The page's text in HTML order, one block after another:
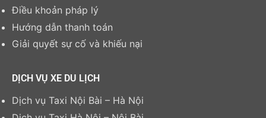
Điều khoản pháp lý
Hướng dẫn thanh toán
Giải quyết sự cố và khiếu nại
DỊCH VỤ XE DU LỊCH
Dịch vụ Taxi Nội Bài – Hà Nội